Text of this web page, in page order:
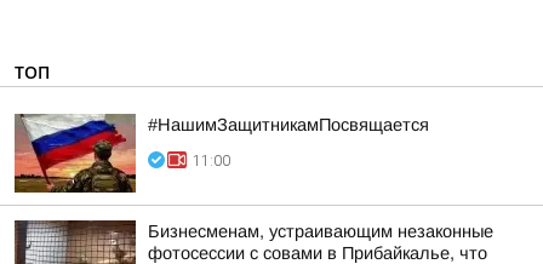
ТОП
#НашимЗащитникамПосвящается
11:00
Бизнесменам, устраивающим незаконные
фотосессии с совами в Прибайкалье, что